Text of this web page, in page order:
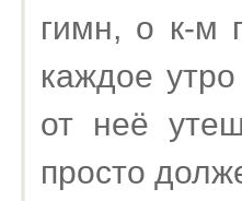
гимн, о к-м
каждое
от неё
просто